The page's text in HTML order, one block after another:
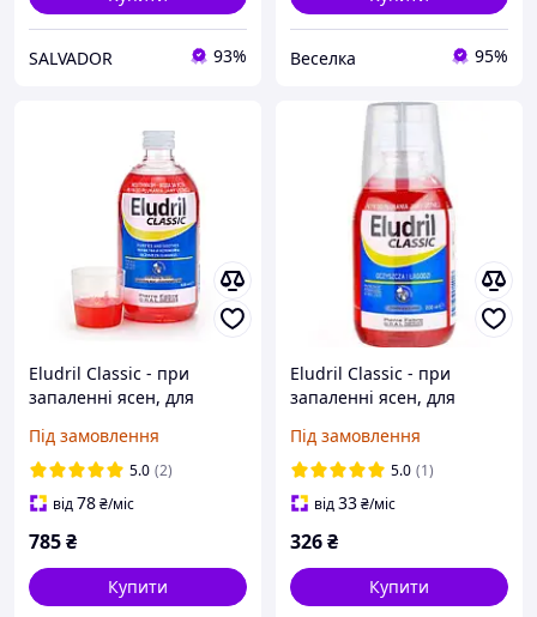
SALVADOR 93% Веселка 95%
Eludril Classic - при
запаленні ясен, для
500 мл
Під замовлення
5.0 (2)
від78₴/міс
785₴
Купити
Eludril Classic - при
запаленні ясен, для
200 мл
Під замовлення
5.0 (1)
від33₴/міс
326₴
Купити